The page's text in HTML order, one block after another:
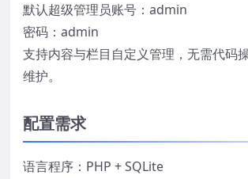
默认超级管理员账号：admin
密码：admin
支持内容与栏目自定义管理，无需代码
维护。
配置需求
语言程序：PHP + SQLite